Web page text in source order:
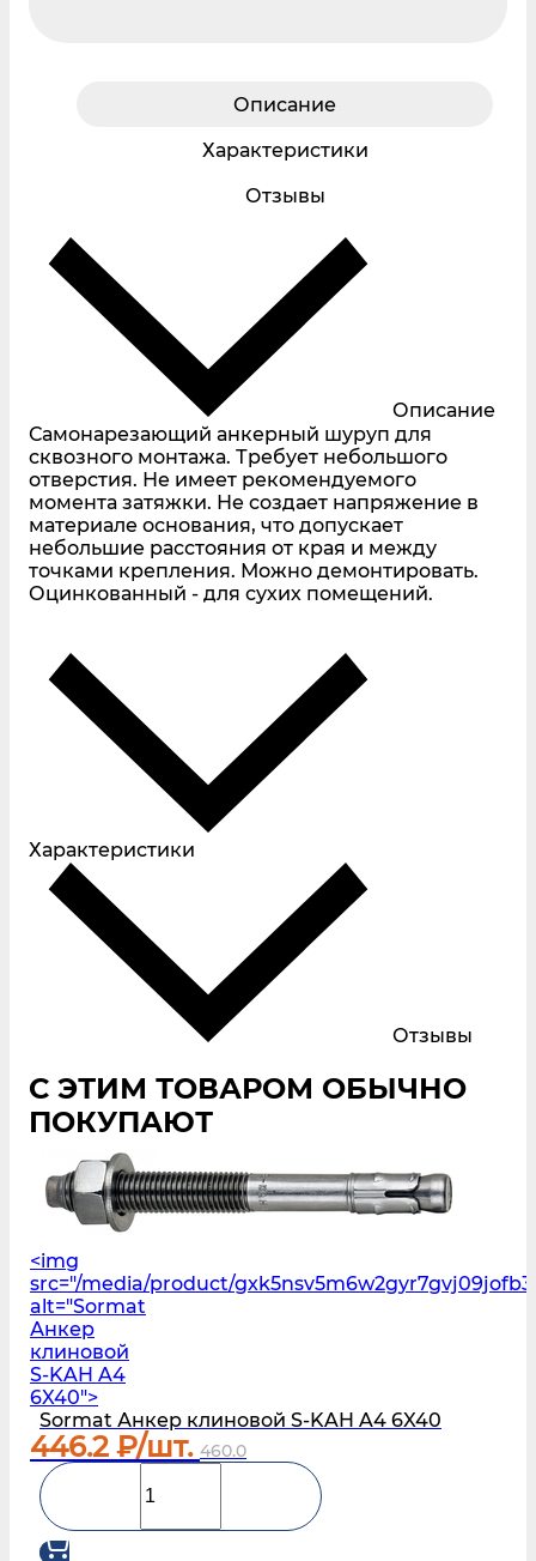
Описание
Характеристики
Отзывы
Описание
Самонарезающий анкерный шуруп для
сквозного монтажа. Требует небольшого
отверстия. Не имеет рекомендуемого
момента затяжки. Не создает напряжение в
материале основания, что допускает
небольшие расстояния от края и между
точками крепления. Можно демонтировать.
Оцинкованный - для сухих помещений.
Характеристики
Отзывы
С ЭТИМ ТОВАРОМ ОБЫЧНО
ПОКУПАЮТ
<img
src="/media/product/
alt="Sormat
Анкер
клиновой
S‑KAH A4
6X40">
Sormat Анкер клиновой S‑KAH A4 6X40
446.2 ₽/шт. 460.0